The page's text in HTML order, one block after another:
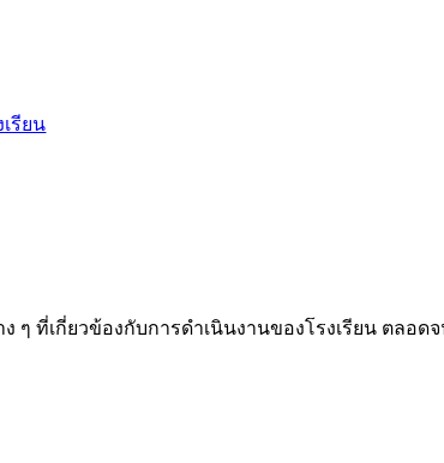
รียน
ๆ ที่เกี่ยวข้องกับการดำเนินงานของโรงเรียน ตล